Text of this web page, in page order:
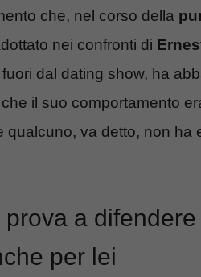
che, nel corso della
nei confronti di
dal dating show, ha
il suo comportamento
qualcuno, va detto, non ha
prova a
per lei